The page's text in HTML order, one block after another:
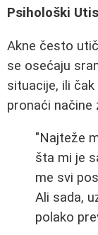
Psihološki
Akne često
se osećaju
situacije, ili
pronaći načine
"Najteže
šta mi je
me svi
Ali sada,
polako